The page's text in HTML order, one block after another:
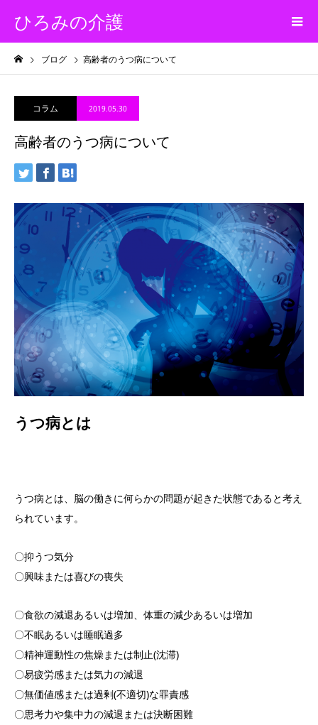
ひろみの介護
ブログ 高齢者のうつ病について
コラム 2019.05.30
高齢者のうつ病について
うつ病とは
うつ病とは、脳の働きに何らかの問題が起きた状態であると考え
られています。
〇抑うつ気分
〇興味または喜びの喪失
〇食欲の減退あるいは増加、体重の減少あるいは増加
〇不眠あるいは睡眠過多
〇精神運動性の焦燥または制止(沈滞)
〇易疲労感または気力の減退
〇無価値感または過剰(不適切)な罪責感
〇思考力や集中力の減退または決断困難